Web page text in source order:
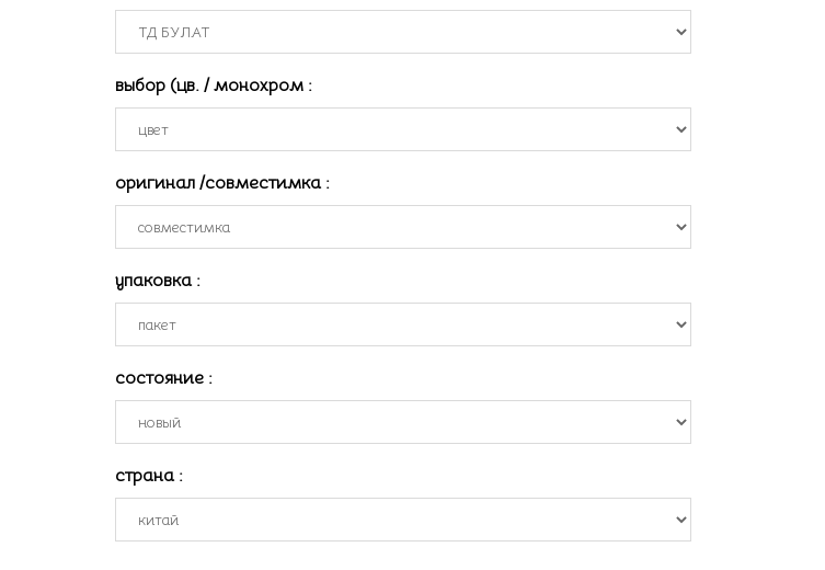
выбор (цв. / монохром :
оригинал /совместимка :
упаковка :
состояние :
страна :